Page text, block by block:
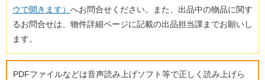
ウで開きます） へお問合せください。また、出品中の物品に関す
るお問合せは、物件詳細ページに記載の出品担当課までお願いし
ます。
PDFファイルなどは音声読み上げソフト等で正しく読み上げら